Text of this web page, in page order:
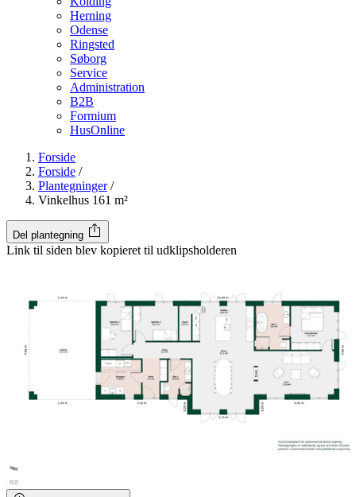
Herning
Odense
Ringsted
Søborg
Service
Administration
B2B
Formium
HusOnline
Forside
Forside /
Plantegninger /
Vinkelhus 161 m²
Del plantegning
Link til siden blev kopieret til udklipsholderen